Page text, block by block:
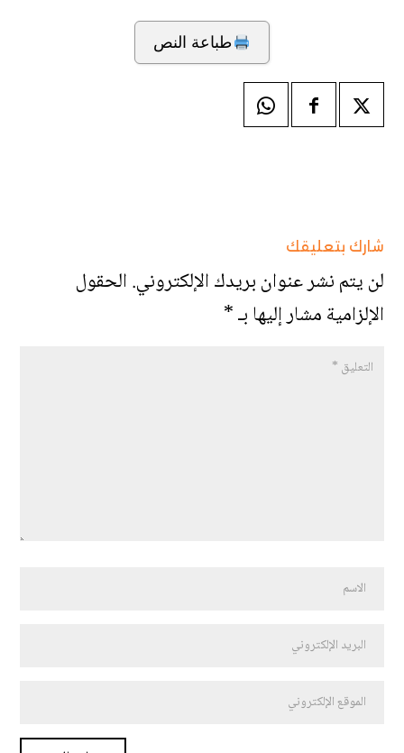
طباعة النص
شارك بتعليقك
لن يتم نشر عنوان بريدك الإلكتروني.الحقول
الإلزامية مشار إليها بـ*